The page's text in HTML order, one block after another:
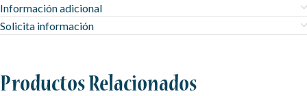
Información adicional
Solicita información
Productos Relacionados